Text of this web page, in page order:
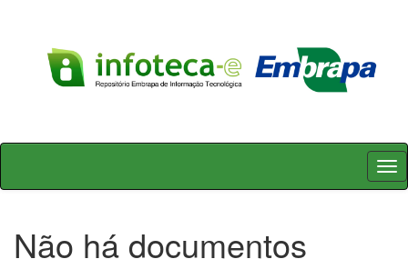
Skip
Não há documentos